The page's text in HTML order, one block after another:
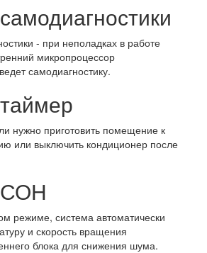
- при неполадках в работе
микропроцессор
самодиагностику.
нужно приготовить помещение к
или выключить кондиционер после
СОН
режиме, система автоматически
и скорость вращения
блока для снижения шума.